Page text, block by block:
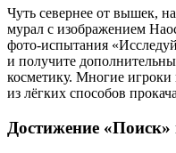
Чуть севернее от вышек,
мурал с изображением
фото-испытания
и получите
косметику. Многие
из лёгких способов
Достижение «Поиск»